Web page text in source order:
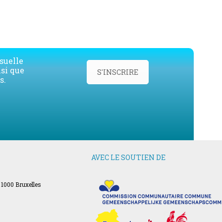
que
S'INSCRIRE
Bruxelles
AVEC LE SOUTIEN DE